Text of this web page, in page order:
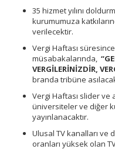
35 hizmet yılını
kurumumuza
verilecektir.
Vergi Haftası
müsabakalarında,
VERGİLERİNİZDİR,
branda tribüne
Vergi Haftası slider ve
üniversiteler ve diğer
yayınlanacaktır.
Ulusal TV kanalları ve
oranları yüksek olan